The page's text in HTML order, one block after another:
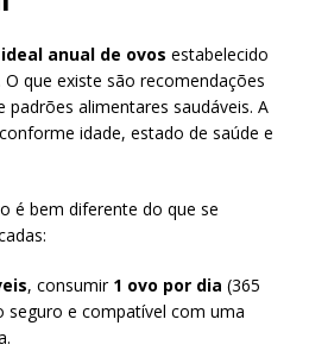
anual de ovos estabelecido
que existe são recomendações
padrões alimentares saudáveis. A
idade, estado de saúde e
é bem diferente do que se
, consumir 1 ovo por dia (365
seguro e compatível com uma